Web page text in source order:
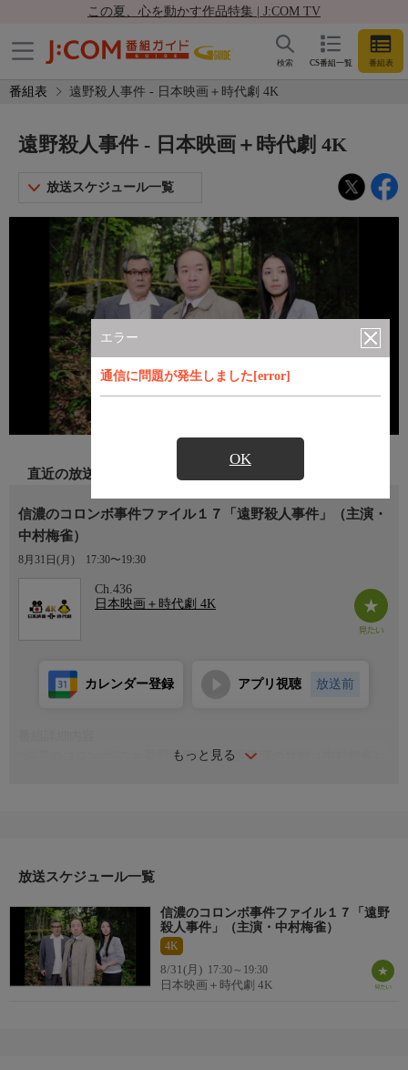
この夏、心を動かす作品特集 | J:COM TV
CS番組一覧 番組表
検索
番組表 遠野殺人事件 - 日本映画＋時代劇 4K
エラー
通信に問題が発生しました[error]
OK
遠野殺人事件 - 日本映画＋時代劇 4K
放送スケジュール一覧
直近の放送
信濃のコロンボ事件ファイル１７「遠野殺人事件」（主演・
中村梅雀）
8月31日(月) 17:30〜19:30
Ch.436
日本映画＋時代劇 4K
もっと見る
カレンダー登録 アプリ視聴 放送前
“信濃のコロンボ”こと長野県警捜査一課警部の竹村（中村梅雀）
行政法人『森林整備機構』長野支部の職員・河合貴代（悠木千
なことを理由に合同捜査を提案し、捜査に加わることに。
放送スケジュール一覧
信濃のコロンボ事件ファイル１７「遠野
殺人事件」（主演・中村梅雀）
4K
8/31(月) 17:30～19:30
日本映画＋時代劇 4K